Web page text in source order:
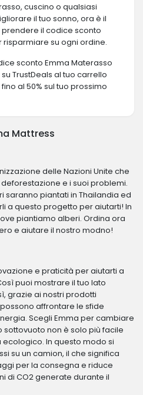
cuscino o qualsiasi
il tuo sonno, ora è il
il codice sconto
su ogni ordine.
sconto Emma Materasso
TrustDeals al tuo carrello
al 50% sul tuo prossimo
Mattress
delle Nazioni Unite che
e i suoi problemi.
saranno piantati in Thailandia ed
a questo progetto per aiutarti! In
piantiamo alberi. Ordina ora
e aiutare il nostro modno!
e praticità per aiutarti a
puoi mostrare il tuo lato
grazie ai nostri prodotti
affrontare le sfide
Scegli Emma per cambiare
non è solo più facile
In questo modo si
su un camion, il che significa
per la consegna e riduce
di CO2 generate durante il